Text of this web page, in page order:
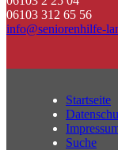
06103 312 65 56
info@seniorenhilfe-
Startseite
Suche